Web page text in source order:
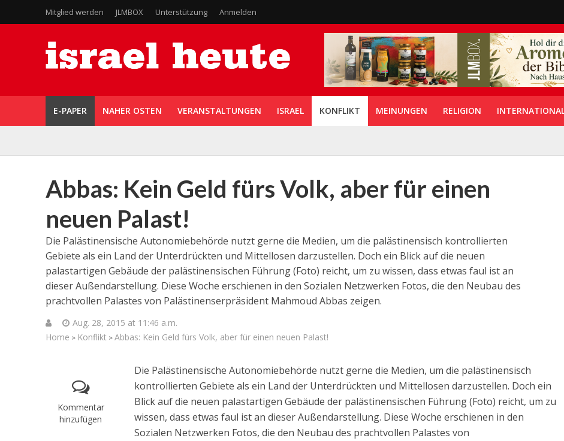
Mitglied werden JLMBOX Unterstützung Anmelden
E-PAPER NAHER OSTEN VERANSTALTUNGEN ISRAEL KONFLIKT MEINUNGEN RELIGION
Abbas: Kein Geld fürs Volk, aber für einen
neuen Palast!
Die Palästinensische Autonomiebehörde nutzt gerne die Medien, um die palästinensisch kontrollierten
Gebiete als ein Land der Unterdrückten und Mittellosen darzustellen. Doch ein Blick auf die neuen
palastartigen Gebäude der palästinensischen Führung (Foto) reicht, um zu wissen, dass etwas faul ist an
dieser Außendarstellung. Diese Woche erschienen in den Sozialen Netzwerken Fotos, die den Neubau des
prachtvollen Palastes von Palästinenserpräsident Mahmoud Abbas zeigen.
Aug. 28, 2015 at 11:46 a.m.
Home > Konflikt > Abbas: Kein Geld fürs Volk, aber für einen neuen Palast!
Kommentar
hinzufügen
Die Palästinensische Autonomiebehörde nutzt gerne die Medien, um die palästinensisch
kontrollierten Gebiete als ein Land der Unterdrückten und Mittellosen darzustellen. Doch ein
Blick auf die neuen palastartigen Gebäude der palästinensischen Führung (Foto) reicht, um zu
wissen, dass etwas faul ist an dieser Außendarstellung. Diese Woche erschienen in den
Sozialen Netzwerken Fotos, die den Neubau des prachtvollen Palastes von